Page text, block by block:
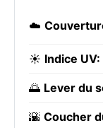
☁️
☀️ Indice UV:
🌅 Lever du
🌇 Coucher